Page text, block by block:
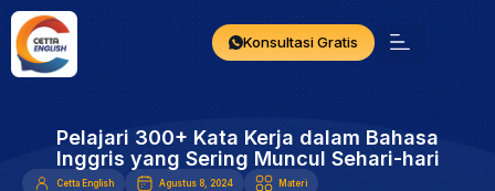
Konsultasi Gratis
Pelajari 300+ Kata Kerja dalam Bahasa
Inggris yang Sering Muncul Sehari-hari
Cetta English Agustus 8, 2024 Materi